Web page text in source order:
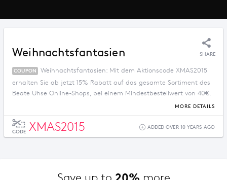
Weihnachtsfantasien SHARE
COUPON
Weihnachtsfantasien: Mit dem Aktionscode XMAS2015
erhalten Sie ab jetzt 15% Rabatt auf das gesamte Sortiment des
Beate Uhse Online-Shops, bei einem Mindestbestellwert von 40€.
Bitte achtet darauf, dass ihr eure Bestellungen vor dem 21.
zu erhalten.
MORE DETAILS
CODE XMAS2015 ADDED OVER 10 YEARS AGO